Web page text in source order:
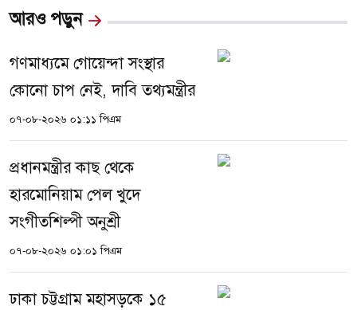
আরও পড়ুন
গণমাধ্যমে গোয়েন্দা সংস্থার
কোনো চাপ নেই, দাবি তথ্যমন্ত্রীর
০৭-০৮-২০২৬ ০১:১১ পিএম
প্রধানমন্ত্রীর কাছ থেকে
হারমোনিয়াম পেল খুদে
সংগীতশিল্পী অনুশ্রী
০৭-০৮-২০২৬ ০১:০১ পিএম
ঢাকা চট্টগ্রাম মহাসড়কে ১৫